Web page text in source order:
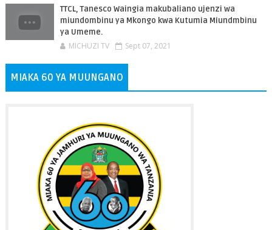
TTCL, Tanesco Waingia makubaliano ujenzi wa
miundombinu ya Mkongo kwa Kutumia Miundmbinu
ya Umeme.
MICHUZI TV Sept 07, 2021
MIAKA 60 YA MUUNGANO